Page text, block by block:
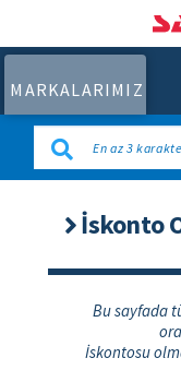
MARKALARIMIZ
İskonto
Bu sayfada
İskontosu